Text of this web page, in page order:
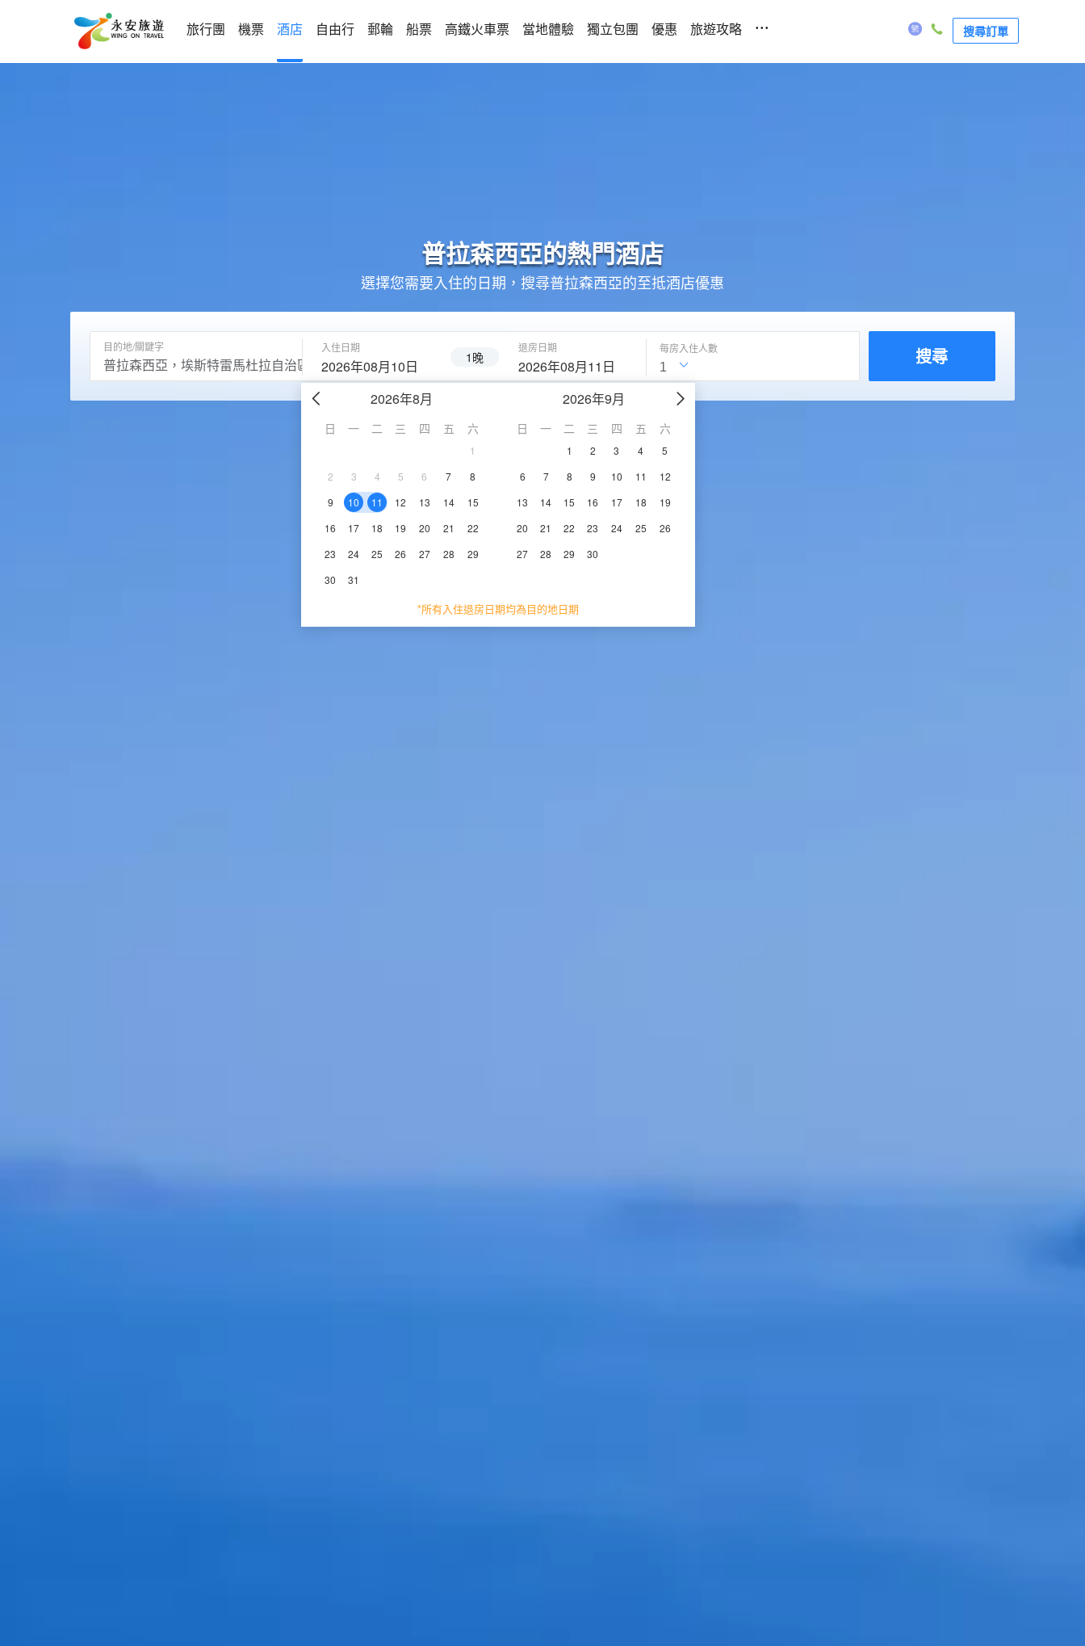
旅行團 機票 酒店 自由行 郵輪 船票 高鐵火車票 當地體驗 獨立包團 優惠 旅遊攻略 ... 搜尋訂單
普拉森西亞的熱門酒店
選擇您需要入住的日期，搜尋普拉森西亞的至抵酒店優惠
目的地/關鍵字 入住日期
2026年08月10日 1晚
退房日期
2026年08月11日
2026年8月
日 一 二 三 四 五 六
1
2
3 4 5 6 7
8
9
10 11 12 13 14
15
16
17 18 19 20 21
22
23
24 25 26 27 28
29
30
31
2026年9月
日 一 二 三 四 五 六
1 2 3 4
5
6
7 8 9 10 11
12
13
14 15 16 17 18
19
20
21 22 23 24 25
26
27
28 29 30
*所有入住退房日期均為目的地日期
每房入住人數 搜尋